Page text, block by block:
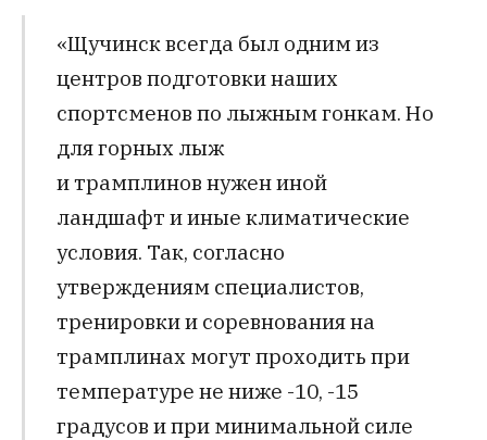
«Щучинск всегда был одним из
центров подготовки наших
спортсменов по лыжным гонкам. Но
для горных лыж
и трамплинов нужен иной
ландшафт и иные климатические
условия. Так, согласно
утверждениям специалистов,
тренировки и соревнования на
трамплинах могут проходить при
температуре не ниже -10, -15
градусов и при минимальной силе